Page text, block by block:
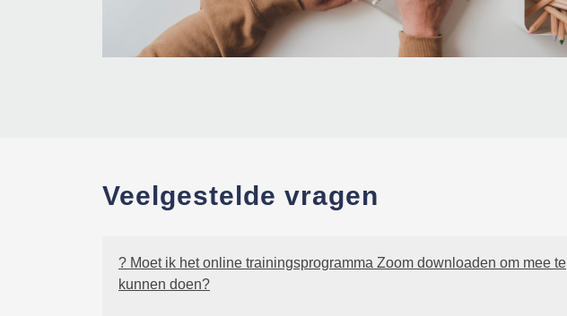
Veelgestelde vragen
? Moet ik het online trainingsprogramma Zoom downloaden om mee te
kunnen doen?